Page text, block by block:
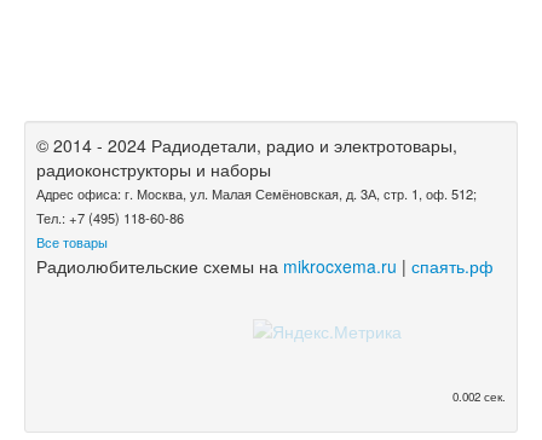
© 2014 - 2024 Радиодетали, радио и электротовары,
радиоконструкторы и наборы
Адрес офиса: г. Москва, ул. Малая Семёновская, д. 3А, стр. 1, оф. 512;
Тел.: +7 (495) 118-60-86
Все товары
Радиолюбительские схемы на mikrocxema.ru | спаять.рф
0.002 сек.